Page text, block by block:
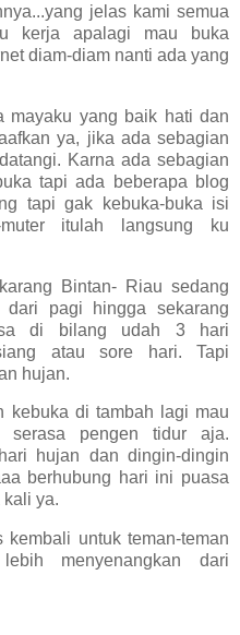
jelas kami semua
kerja apalagi mau buka
diam-diam nanti ada yang
mayaku yang baik hati dan
ya, jika ada sebagian
Karna ada sebagian
tapi ada beberapa blog
tapi gak kebuka-buka isi
itulah langsung ku
Bintan- Riau sedang
dari pagi hingga sekarang
di bilang udah 3 hari
atau sore hari. Tapi
hujan.
kebuka di tambah lagi mau
pengen tidur aja.
hujan dan dingin-dingin
berhubung hari ini puasa
ya.
untuk teman-teman
menyenangkan dari